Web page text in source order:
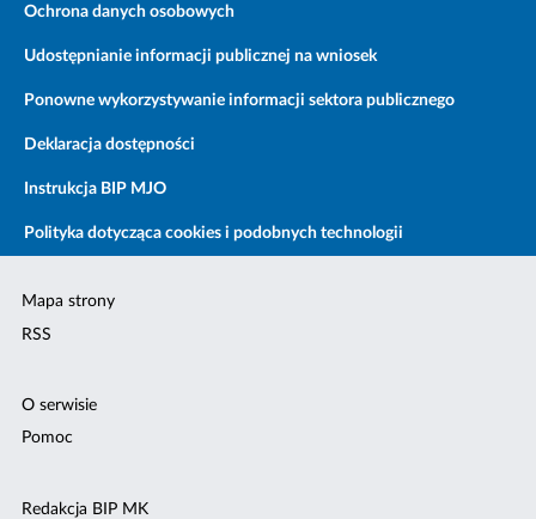
Ochrona danych osobowych
Udostępnianie informacji publicznej na wniosek
Ponowne wykorzystywanie informacji sektora publicznego
Deklaracja dostępności
Instrukcja BIP MJO
Polityka dotycząca cookies i podobnych technologii
Mapa strony
RSS
O serwisie
Pomoc
Redakcja BIP MK